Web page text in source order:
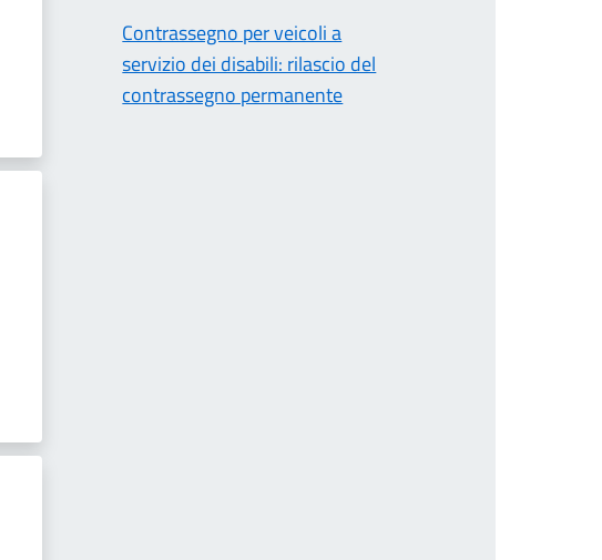
Contrassegno per veicoli a
servizio dei disabili: rilascio del
contrassegno permanente